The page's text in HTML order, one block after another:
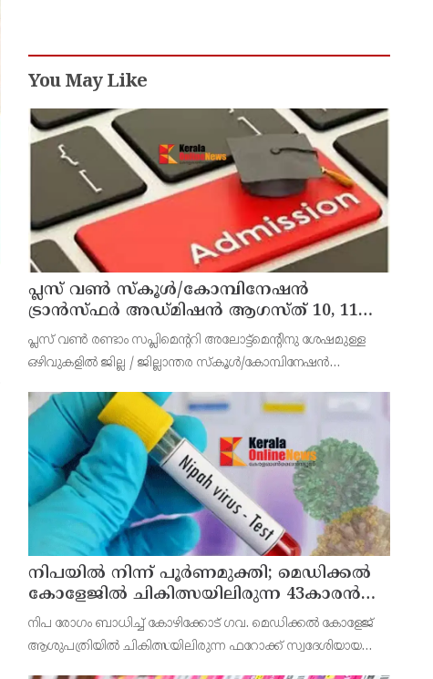
You May Like
പ്ലസ് വൺ സ്‌കൂൾ/കോമ്പിനേഷൻ
ട്രാൻസ്ഫർ അഡ്മിഷൻ ആഗസ്ത് 10, 11
തീയതികളിൽ
പ്ലസ് വൺ രണ്ടാം സപ്ലിമെന്ററി അലോട്ട്‌മെന്റിനു ശേഷമുള്ള
ഒഴിവുകളിൽ ജില്ല / ജില്ലാന്തര സ്‌കൂൾ/കോമ്പിനേഷൻ
ആഗസ്റ്റ് 7 ന് വൈകിട്ട് 4 മണി വരെ നൽകിയിരുന്നു
നിപയിൽ നിന്ന് പൂർണമുക്തി; മെഡിക്കൽ
കോളേജിൽ ചികിത്സയിലിരുന്ന 43കാരൻ
വീട്ടിലേക്ക് മടങ്ങി
നിപ രോഗം ബാധിച്ച് കോഴിക്കോട് ഗവ. മെഡിക്കൽ കോളേജ്
ആശുപത്രിയിൽ ചികിത്സയിലിരുന്ന ഫറോക്ക് സ്വദേശിയായ